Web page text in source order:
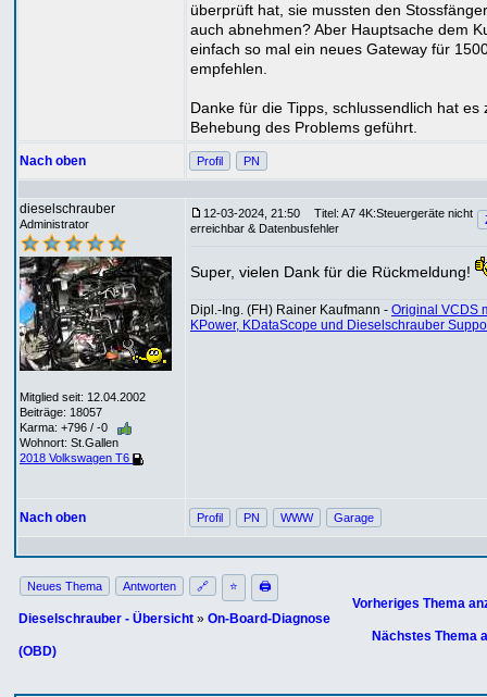
überprüft hat, sie mussten den
auch abnehmen? Aber Hauptsache dem
einfach so mal ein neues Gateway für
empfehlen.
Danke für die Tipps, schlussendlich hat es
Behebung des Problems geführt.
Nach oben Profil PN
dieselschrauber
Administrator
Mitglied seit: 12.04.2002
Beiträge: 18057
Karma: +796 / -0
Wohnort: St.Gallen
2018 Volkswagen T6
12-03-2024, 21:50
Titel: A7 4K:Steuergeräte nicht
erreichbar & Datenbusfehler
Super, vielen Dank für die Rückmeldung!
Dipl.-Ing. (FH) Rainer Kaufmann - Original VCDS
KPower, KDataScope und Dieselschrauber
Nach oben Profil PN WWW Garage
Neues Thema Antworten 🔗 ⭐ 🖨
Dieselschrauber - Übersicht » On-Board-Diagnose
(OBD)
Vorheriges Thema
Nächstes Thema